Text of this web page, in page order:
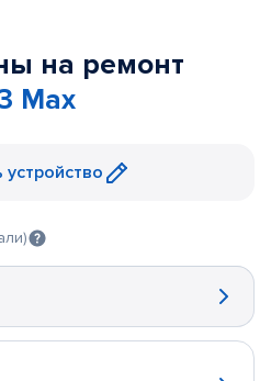
на ремонт
Max